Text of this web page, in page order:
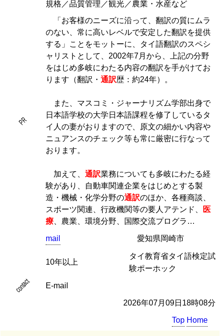
規格／品質管理／観光／農業・水産など
PR
「お客様のニーズに沿って、翻訳の質にムラ
のない、常に高いレベルで安定した翻訳を提供
する」ことをモットーに、タイ語翻訳のスペシ
ャリストとして、2002年7月から、上記の分野
をはじめ多岐にわたる内容の翻訳を手がけてお
ります（翻訳・ 通訳歴：約24年）。
また、マスコミ・ジャーナリズム学部出身で
日本語学校の大学日本語課程を修了しているタ
イ人の妻がおりますので、原文の細かい内容や
ニュアンスのチェック等も常に厳密に行なって
おります。
加えて、 通訳業務についても多岐にわたる経
験があり、自動車関連企業をはじめとする製
造・機械・化学分野の通訳のほか、各種商談、
スポーツ関連、行政機関等の要人アテンド、
医
療 、農業、環境分野、国際交流プログラ…
mail 愛知県岡崎市
10年以上
タイ教育省タイ語検定試
験ポーホック
contact E-mail
2026年07月09日18時08分
Top Home